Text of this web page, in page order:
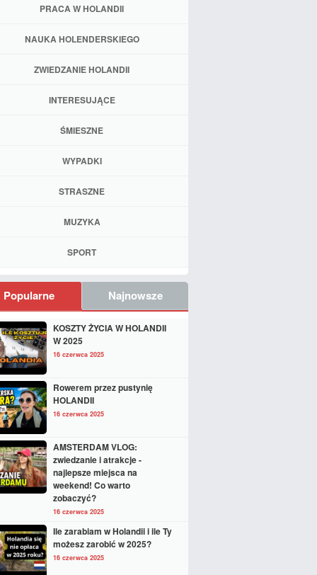
PRACA W HOLANDII
NAUKA HOLENDERSKIEGO
ZWIEDZANIE HOLANDII
INTERESUJĄCE
ŚMIESZNE
WYPADKI
STRASZNE
MUZYKA
SPORT
Popularne Najnowsze
KOSZTY ŻYCIA W HOLANDII
W 2025
16 czerwca 2025
Rowerem przez pustynię
HOLANDII
16 czerwca 2025
AMSTERDAM VLOG:
zwiedzanie i atrakcje -
najlepsze miejsca na
weekend! Co warto
zobaczyć?
16 czerwca 2025
Ile zarabiam w Holandii i ile Ty
możesz zarobić w 2025?
16 czerwca 2025